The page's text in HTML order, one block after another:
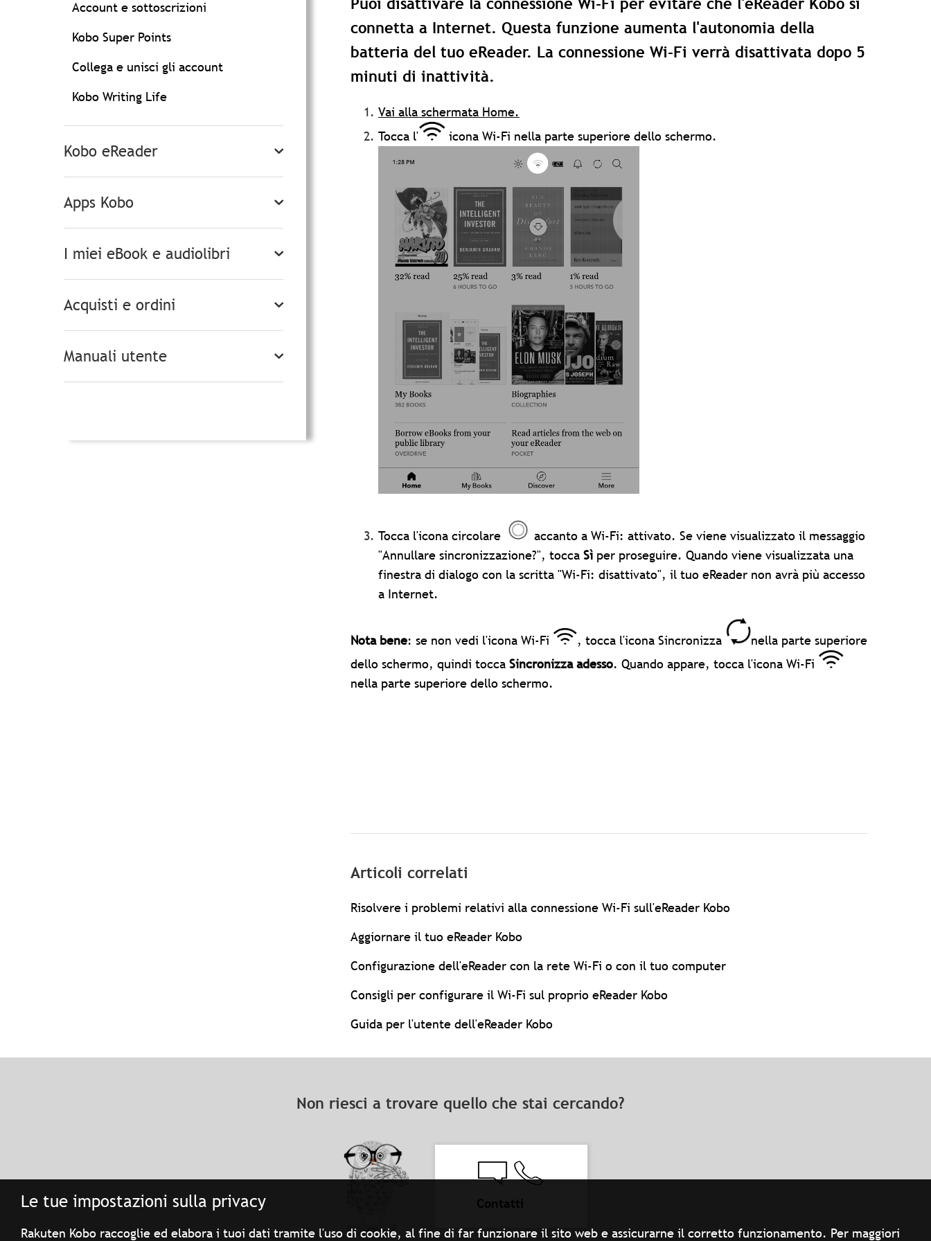
Le tue impostazioni sulla privacy
Rakuten Kobo raccoglie ed elabora i tuoi dati tramite l'uso di cookie, al fine di far funzionare il sito web e assicurarne il corretto funzionamento. Per maggiori
Account e sottoscrizioni
Kobo Super Points
Collega e unisci gli account
Kobo Writing Life
Kobo eReader
Apps Kobo
I miei eBook e audiolibri
Acquisti e ordini
Manuali utente
Puoi disattivare la connessione Wi-Fi per evitare che l'eReader Kobo si
connetta a Internet. Questa funzione aumenta l'autonomia della
batteria del tuo eReader. La connessione Wi-Fi verrà disattivata dopo 5
minuti di inattività.
Vai alla schermata Home.
Tocca l'
icona Wi-Fi nella parte superiore dello schermo.
Tocca l'icona circolare
accanto a Wi-Fi: attivato. Se viene visualizzato il messaggio
"Annullare sincronizzazione?", tocca Sì per proseguire. Quando viene visualizzata una
finestra di dialogo con la scritta "Wi-Fi: disattivato", il tuo eReader non avrà più accesso
a Internet.
Nota bene: se non vedi l'icona Wi-Fi , tocca l'icona Sincronizza
nella parte superiore
dello schermo, quindi tocca Sincronizza adesso. Quando appare, tocca l'icona Wi-Fi
nella parte superiore dello schermo.
Articoli correlati
Risolvere i problemi relativi alla connessione Wi-Fi sull'eReader Kobo
Aggiornare il tuo eReader Kobo
Configurazione dell'eReader con la rete Wi-Fi o con il tuo computer
Consigli per configurare il Wi-Fi sul proprio eReader Kobo
Guida per l'utente dell'eReader Kobo
Non riesci a trovare quello che stai cercando?
Contatti